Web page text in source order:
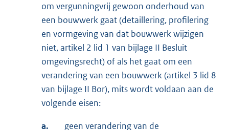
om vergunningvrij gewoon onderhoud van
een bouwwerk gaat (detaillering, profilering
en vormgeving van dat bouwwerk wijzigen
niet, artikel 2 lid 1 van bijlage II Besluit
omgevingsrecht) of als het gaat om een
verandering van een bouwwerk (artikel 3 lid 8
van bijlage II Bor), mits wordt voldaan aan de
volgende eisen:
a.
geen verandering van de